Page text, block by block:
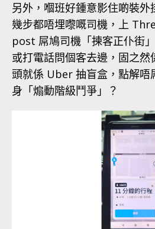
另外，嗰班好鍾意影住啲裝
幾步都唔埋嚟嘅司機，上
post 屌鳩司機「揀客正仆街
或打電話問個客去邊，固之
頭就係 Uber 抽盲盒，點解
身「煽動階級鬥爭」？